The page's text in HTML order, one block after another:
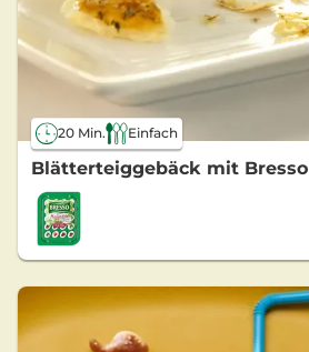
20 Min. Einfach
Blätterteiggebäck mit Bresso